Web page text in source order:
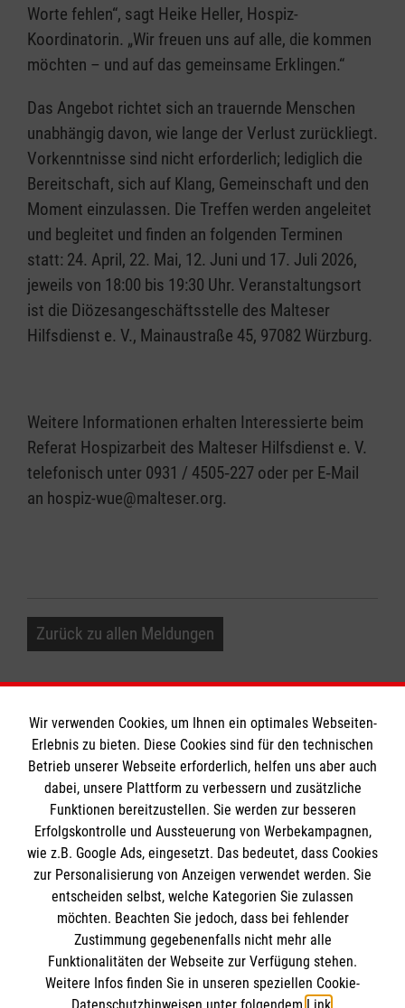
Worte fehlen“, sagt Heike Heller, Hospiz-
Koordinatorin. „Wir freuen uns auf alle, die kommen
möchten – und auf das gemeinsame Erklingen.“
Das Angebot richtet sich an trauernde Menschen
unabhängig davon, wie lange der Verlust zurückliegt.
Vorkenntnisse sind nicht erforderlich; lediglich die
Bereitschaft, sich auf Klang, Gemeinschaft und den
Moment einzulassen. Die Treffen werden angeleitet
und begleitet und finden an folgenden Terminen
statt: 24. April, 22. Mai, 12. Juni und 17. Juli 2026,
jeweils von 18:00 bis 19:30 Uhr. Veranstaltungsort
ist die Diözesangeschäftsstelle des Malteser
Hilfsdienst e. V., Mainaustraße 45, 97082 Würzburg.
Weitere Informationen erhalten Interessierte beim
Referat Hospizarbeit des Malteser Hilfsdienst e. V.
telefonisch unter 0931 / 4505‑227 oder per E‑Mail
an hospiz-wue@malteser.org.
Zurück zu allen Meldungen
Informationen
Impressum
Datenschutz
Kontakt
Die Malteser
Malteser in Deutschland
Malteserorden
Sharepoint
Spendenkonto
Wir verwenden Cookies, um Ihnen ein optimales Webseiten-
Erlebnis zu bieten. Diese Cookies sind für den technischen
Betrieb unserer Webseite erforderlich, helfen uns aber auch
dabei, unsere Plattform zu verbessern und zusätzliche
Funktionen bereitzustellen. Sie werden zur besseren
Erfolgskontrolle und Aussteuerung von Werbekampagnen,
wie z.B. Google Ads, eingesetzt. Das bedeutet, dass Cookies
zur Personalisierung von Anzeigen verwendet werden. Sie
entscheiden selbst, welche Kategorien Sie zulassen
möchten. Beachten Sie jedoch, dass bei fehlender
Zustimmung gegebenenfalls nicht mehr alle
Funktionalitäten der Webseite zur Verfügung stehen.
Weitere Infos finden Sie in unseren speziellen Cookie-